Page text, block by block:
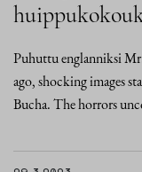
Puhuttu englanniksi
ago, shocking images
Bucha. The horrors